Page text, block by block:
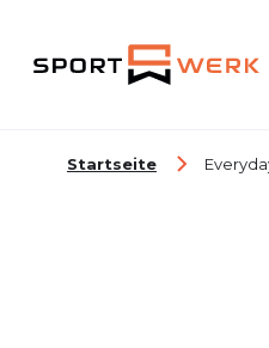
Startseite